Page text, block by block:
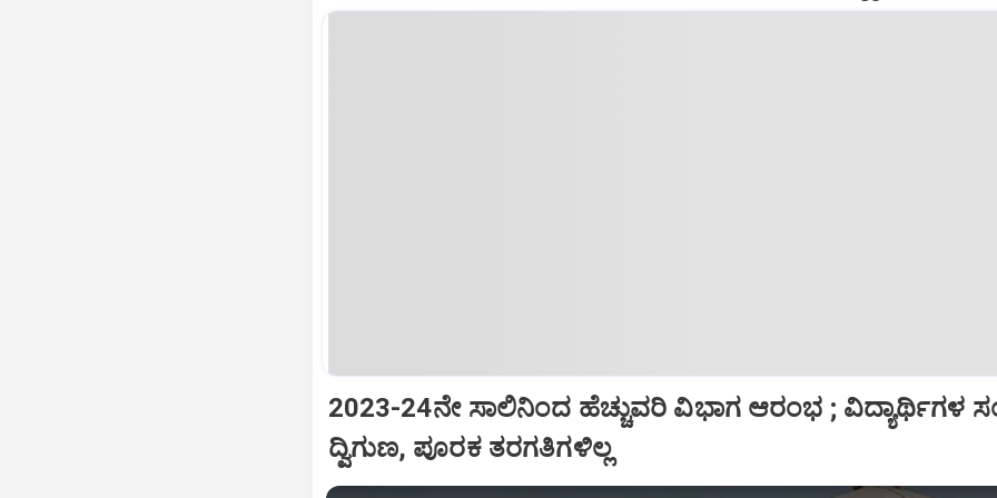
2023-24ನೇ ಸಾಲಿನಿಂದ ಹೆಚ್ಚುವರಿ ವಿಭಾಗ ಆರಂಭ ; ವಿದ್ಯಾರ್ಥಿಗಳ
ದ್ವಿಗುಣ, ಪೂರಕ ತರಗತಿಗಳಿಲ್ಲ